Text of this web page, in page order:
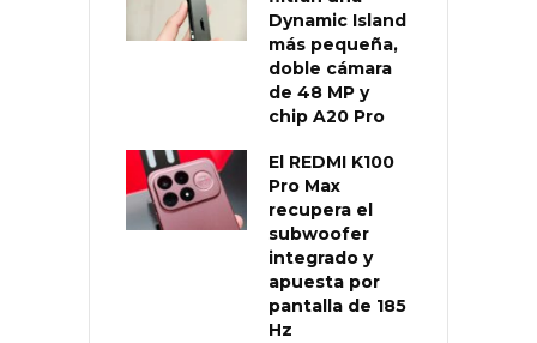
Dynamic Island
más pequeña,
doble cámara
de 48 MP y
chip A20 Pro
El REDMI K100
Pro Max
recupera el
subwoofer
integrado y
apuesta por
pantalla de 185
Hz